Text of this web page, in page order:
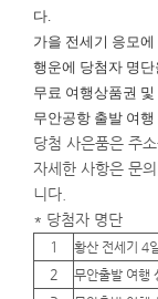
다.
가을 전세기 응모
행운에 당첨자 명
무료 여행상품권
무안공항 출발 여
당첨 사은품은 주
자세한 사항은 문
니다.
* 당첨자 명단
1 황산 전세기 4
2
무안출발 여행